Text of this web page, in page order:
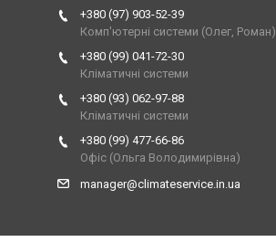
+380 (97) 903-52-39
Комп'ютерні системи (Олег, Роман)
+380 (99) 041-72-30
Кліматичні системи
+380 (93) 062-97-88
Кліматичні системи
+380 (99) 477-66-86
Офіс (Ольга Володимирівна)
manager@climateservice.in.ua